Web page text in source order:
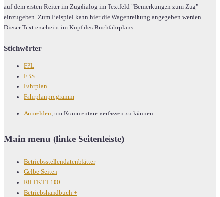
auf dem ersten Reiter im Zugdialog im Textfeld "Bemerkungen zum Zug"
einzugeben. Zum Beispiel kann hier die Wagenreihung angegeben werden.
Dieser Text erscheint im Kopf des Buchfahrplans.
Stichwörter
FPL
FBS
Fahrplan
Fahrplanprogramm
Anmelden, um Kommentare verfassen zu können
Main menu (linke Seitenleiste)
Betriebsstellendatenblätter
Gelbe Seiten
Ril.FKTT.100
Betriebshandbuch +